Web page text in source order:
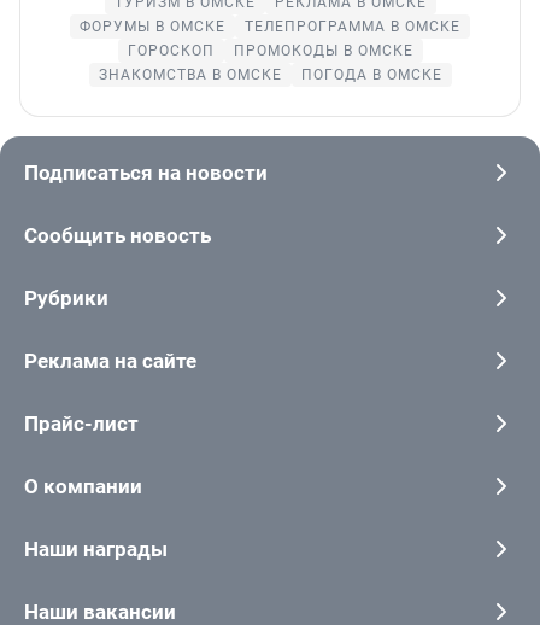
ФОРУМЫ В ОМСКЕ
ТЕЛЕПРОГРАММА В ОМСКЕ
ГОРОСКОП
ПРОМОКОДЫ В ОМСКЕ
ЗНАКОМСТВА В ОМСКЕ
ПОГОДА В ОМСКЕ
Подписаться на новости
Сообщить новость
Рубрики
Реклама на сайте
Прайс-лист
О компании
Наши награды
Наши вакансии